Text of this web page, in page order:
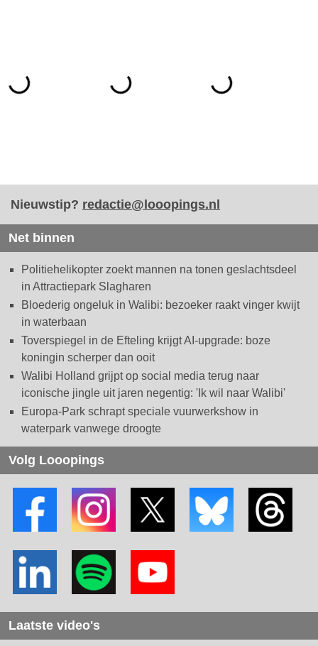
Nieuwstip? redactie@looopings.nl
Net binnen
Politiehelikopter zoekt mannen na tonen geslachtsdeel
in Attractiepark Slagharen
Bloederig ongeluk in Walibi: bezoeker raakt vinger kwijt
in waterbaan
Toverspiegel in de Efteling krijgt AI-upgrade: boze
koningin scherper dan ooit
Walibi Holland grijpt op social media terug naar
iconische jingle uit jaren negentig: 'Ik wil naar Walibi'
Europa-Park schrapt speciale vuurwerkshow in
waterpark vanwege droogte
Volg Looopings
Laatste video's